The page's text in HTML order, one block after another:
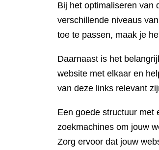
Bij het optimaliseren van
verschillende niveaus
toe te passen, maak je
Daarnaast is het
website met elkaar en
van deze links relevant
Een goede structuur met
zoekmachines om jouw
Zorg ervoor dat jouw